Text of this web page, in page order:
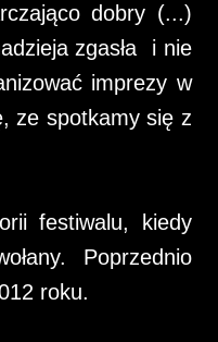
dobry (...)
zgasła i nie
imprezy w
ze spotkamy się z
festiwalu, kiedy
Poprzednio
roku.